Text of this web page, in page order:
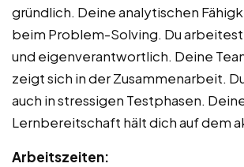
gründlich. Deine analytischen
beim Problem-Solving. Du
und eigenverantwortlich. Deine
zeigt sich in der Zusammenarbeit.
auch in stressigen Testphasen.
Lernbereitschaft hält dich auf dem
Arbeitszeiten: